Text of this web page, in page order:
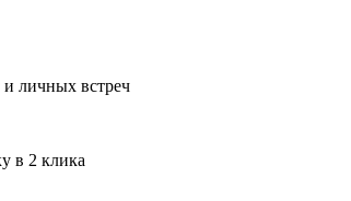
и личных встреч
в 2 клика